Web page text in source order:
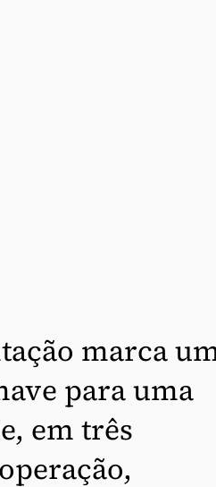
marca
para uma
em três